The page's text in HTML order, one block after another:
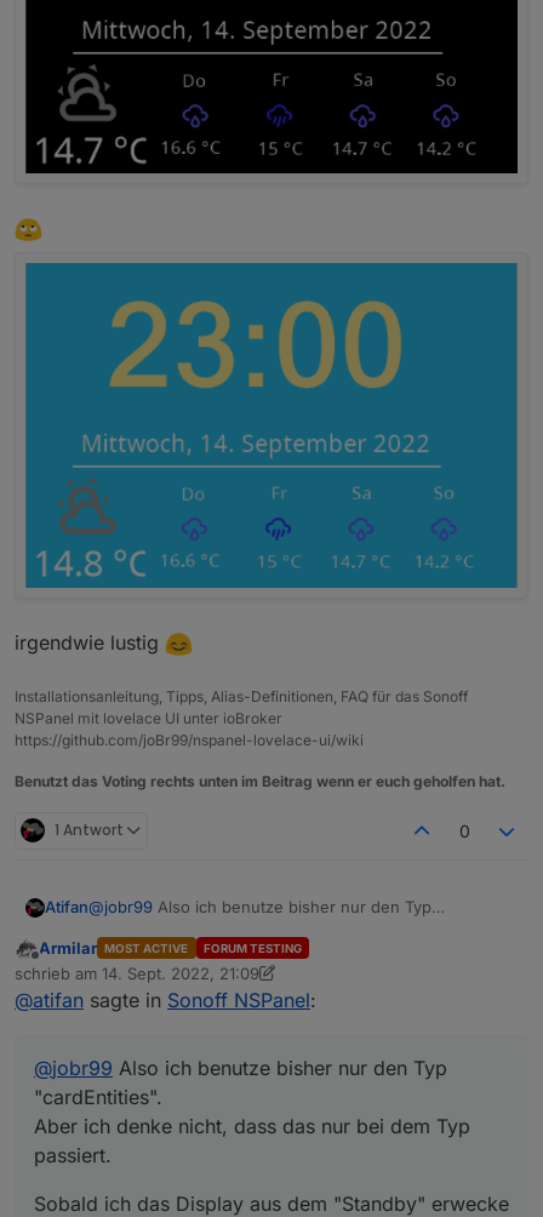
irgendwie lustig
Installationsanleitung, Tipps, Alias-Definitionen, FAQ für das Sonoff
NSPanel mit lovelace UI unter ioBroker
https://github.com/joBr99/nspanel-lovelace-ui/wiki
Benutzt das Voting rechts unten im Beitrag wenn er euch geholfen hat.
1 Antwort 0
Atifan@jobr99 Also ich benutze bisher nur den Typ
Aber ich denke nicht, dass das nur bei dem Typ passiert.
Sobald ich das Display aus dem "Standby" erwecke
durch einen Touch, fängt der Timer an zu laufen. Und
nach 20 Sekunden bzw. der eingestellten Timeout wird
man eine Taste drückt bzw. ein Touch ausgelöst wird,
der Timer erneuert würde.
Ich hoffe man versteht was ich meine^^
Offline
Armilar MOST ACTIVE FORUM TESTING
schrieb am 14. Sept. 2022, 21:09
zuletzt editiert von Armilar
@atifan sagte in Sonoff NSPanel:
@jobr99 Also ich benutze bisher nur den Typ
"cardEntities".
Aber ich denke nicht, dass das nur bei dem Typ
passiert.
Sobald ich das Display aus dem "Standby" erwecke